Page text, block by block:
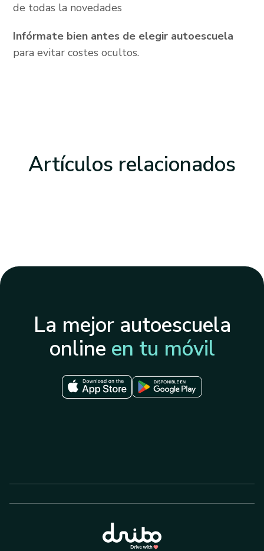
de todas la novedades
Infórmate bien antes de elegir autoescuela
para evitar costes ocultos.
Artículos relacionados
La mejor autoescuela
online en tu móvil